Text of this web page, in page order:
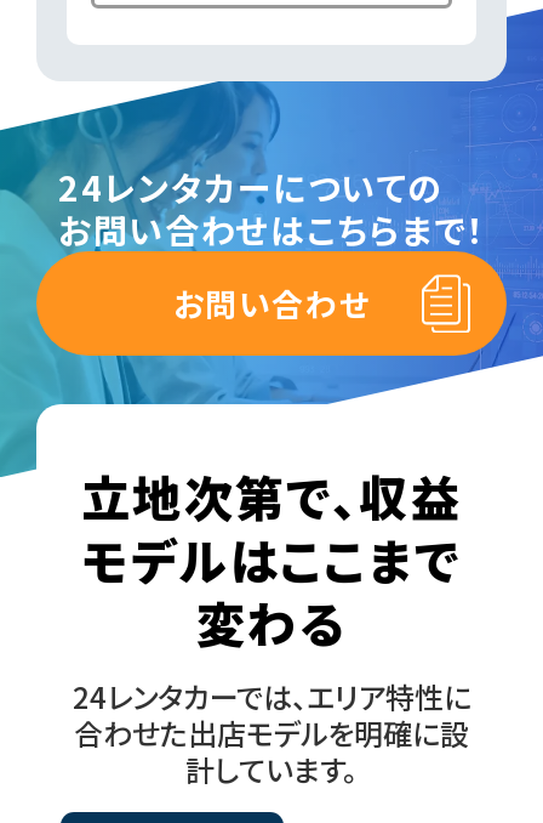
24レンタカーについての
お問い合わせはこちらまで！
お問い合わせ
立地次第で、収益
モデルはここまで
変わる
24レンタカーでは、エリア特性に
合わせた出店モデルを明確に設
計しています。